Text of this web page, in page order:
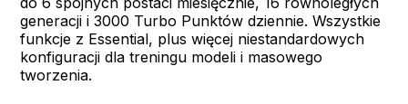
generacji i 3000 Turbo Punktów dziennie. Wszystkie
funkcje z Essential, plus więcej niestandardowych
konfiguracji dla treningu modeli i masowego
tworzenia.